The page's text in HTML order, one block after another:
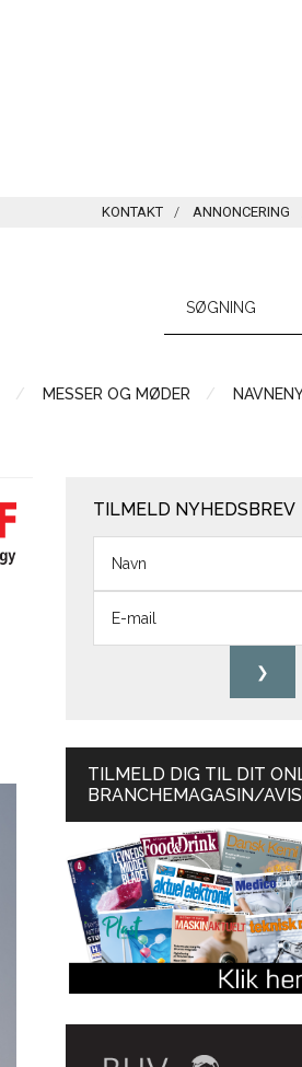
KONTAKT ANNONCERING
MESSER OG MØDER
TILMELD NYHEDSBREV
TILMELD DIG TIL DIT
BRANCHEMAGASIN/AVIS